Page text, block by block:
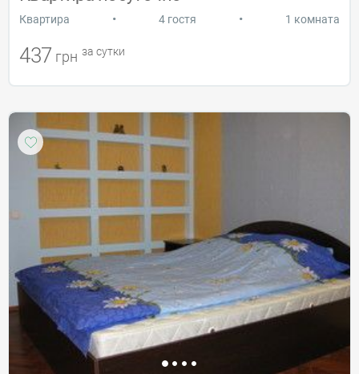
Квартира • 4 гостя • 1 комната
437 грн за сутки